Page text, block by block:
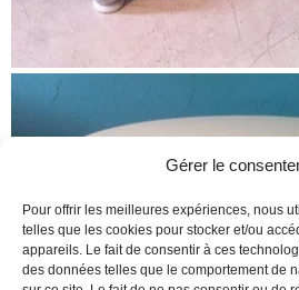
Gérer le
Pour offrir les meilleures expériences, nous
telles que les cookies pour stocker et/ou
appareils. Le fait de consentir à ces
des données telles que le comportement de